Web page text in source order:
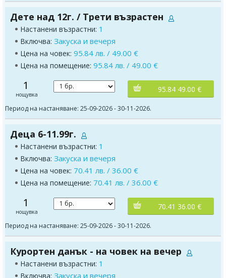
Дете над 12г. / Трети възрастен
Настанени възрастни: 1
Включва: Закуска и вечеря
Цена на човек: 95.84 лв. / 49.00 €
Цена на помещение: 95.84 лв. / 49.00 €
1
нощувка
95.84 49.00 €
Период на настаняване: 25-09-2026 - 30-11-2026.
Деца 6-11.99г.
Настанени възрастни: 1
Включва: Закуска и вечеря
Цена на човек: 70.41 лв. / 36.00 €
Цена на помещение: 70.41 лв. / 36.00 €
1
нощувка
70.41 36.00 €
Период на настаняване: 25-09-2026 - 30-11-2026.
Курортен данък - на човек на вечер
Настанени възрастни: 1
Включва: Закуска и вечеря